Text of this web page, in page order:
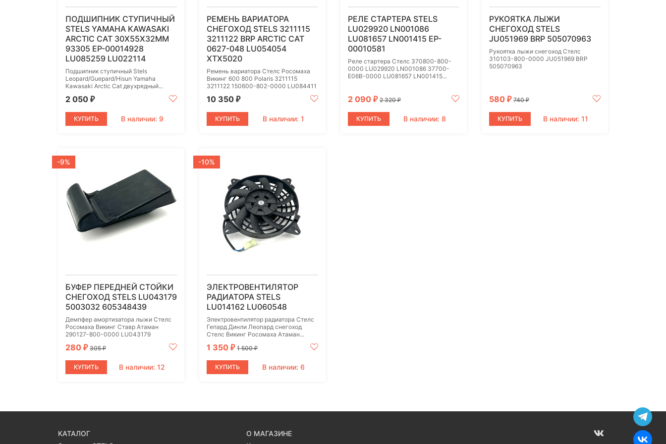
ПОДШИПНИК СТУПИЧНЫЙ
STELS YAMAHA KAWASAKI
ARCTIC CAT 30Х55Х32ММ
93305 EP-00014928
LU085259 LU022114
Подшипник ступичный Stels
Leopard/Guepard/Hisun Yamaha
Kawasaki Arctic Cat двухрядный...
2 050 ₽
КУПИТЬ В наличии: 9
РЕМЕНЬ ВАРИАТОРА
СНЕГОХОД STELS 3211115
3211122 BRP ARCTIC CAT
0627-048 LU054054
XTX5020
Ремень вариатора Стелс Росомаха
Викинг 600 800 Polaris 3211115
3211122 150600-802-0000 LU084411
10 350 ₽
КУПИТЬ В наличии: 1
РЕЛЕ СТАРТЕРА STELS
LU029920 LN001086
LU081657 LN001415 EP-
00010581
Реле стартера Стелс 370800-800-
0000 LU029920 LN001086 37700-
E06B-0000 LU081657 LN001415...
2 090 ₽ 2 320₽
КУПИТЬ В наличии: 8
РУКОЯТКА ЛЫЖИ
СНЕГОХОД STELS
JU051969 BRP 505070963
Рукоятка лыжи снегоход Стелс
310103-800-0000 JU051969 BRP
505070963
580 ₽ 740₽
КУПИТЬ В наличии: 11
-9%
БУФЕР ПЕРЕДНЕЙ СТОЙКИ
СНЕГОХОД STELS LU043179
5003032 605348439
Демпфер амортизатора лыжи Стелс
Росомаха Викинг Ставр Атаман
290127-800-0000 LU043179
280 ₽ 305₽
КУПИТЬ В наличии: 12
-10%
ЭЛЕКТРОВЕНТИЛЯТОР
РАДИАТОРА STELS
LU014162 LU060548
Электровентилятор радиатора Стелс
Гепард Динли Леопард снегоход
Стелс Викинг Росомаха Атаман...
1 350 ₽ 1 500₽
КУПИТЬ В наличии: 6
КАТАЛОГ
О МАГАЗИНЕ